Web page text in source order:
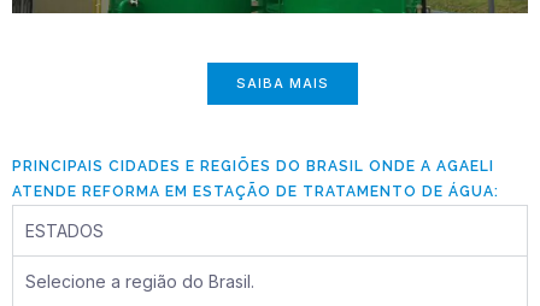
SAIBA MAIS
PRINCIPAIS CIDADES E REGIÕES DO BRASIL ONDE A AGAELI
ATENDE REFORMA EM ESTAÇÃO DE TRATAMENTO DE ÁGUA:
ESTADOS
Selecione a região do Brasil.